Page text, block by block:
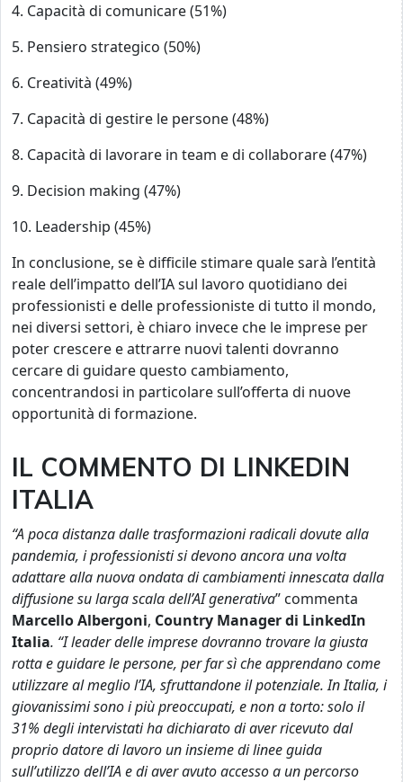
4. Capacità di comunicare (51%)
5. Pensiero strategico (50%)
6. Creatività (49%)
7. Capacità di gestire le persone (48%)
8. Capacità di lavorare in team e di collaborare (47%)
9. Decision making (47%)
10. Leadership (45%)
In conclusione, se è difficile stimare quale sarà l’entità
reale dell’impatto dell’IA sul lavoro quotidiano dei
professionisti e delle professioniste di tutto il mondo,
nei diversi settori, è chiaro invece che le imprese per
poter crescere e attrarre nuovi talenti dovranno
cercare di guidare questo cambiamento,
concentrandosi in particolare sull’offerta di nuove
opportunità di formazione.
IL COMMENTO DI LINKEDIN
ITALIA
“A poca distanza dalle trasformazioni radicali dovute alla
pandemia, i professionisti si devono ancora una volta
adattare alla nuova ondata di cambiamenti innescata dalla
diffusione su larga scala dell’AI generativa” commenta
Marcello Albergoni, Country Manager di LinkedIn
Italia. “I leader delle imprese dovranno trovare la giusta
rotta e guidare le persone, per far sì che apprendano come
utilizzare al meglio l’IA, sfruttandone il potenziale. In Italia, i
giovanissimi sono i più preoccupati, e non a torto: solo il
31% degli intervistati ha dichiarato di aver ricevuto dal
proprio datore di lavoro un insieme di linee guida
sull’utilizzo dell’IA e di aver avuto accesso a un percorso